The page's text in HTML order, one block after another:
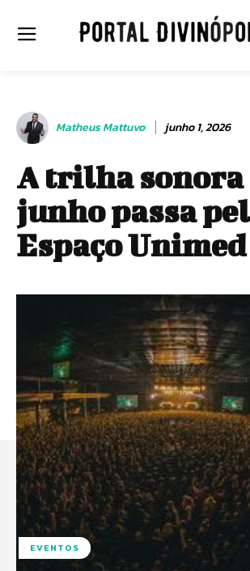
Matheus Mattuvo junho 1, 2026
A trilha sonora
junho passa
Espaço Unimed
EVENTOS